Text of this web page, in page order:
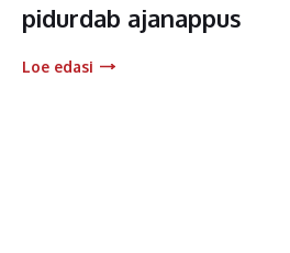
pidurdab ajanappus
Loe edasi